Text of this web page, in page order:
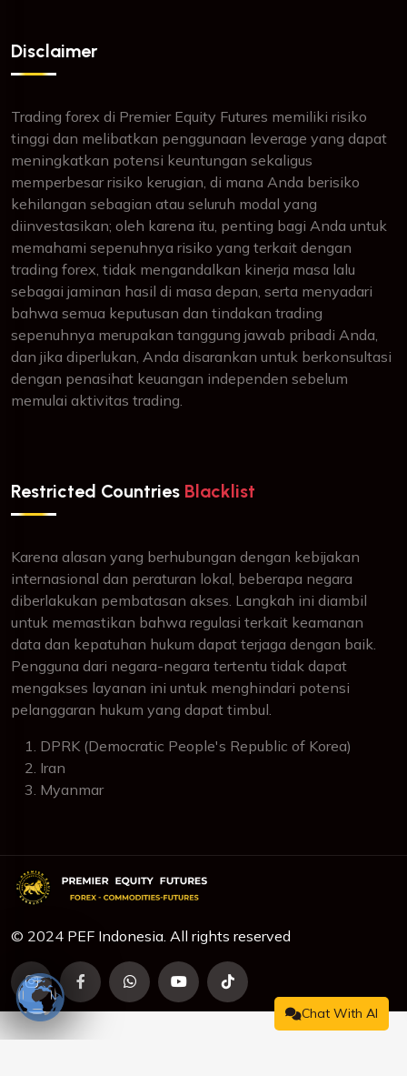
Chat With AI
Disclaimer
Trading forex di Premier Equity Futures memiliki risiko
tinggi dan melibatkan penggunaan leverage yang dapat
meningkatkan potensi keuntungan sekaligus
memperbesar risiko kerugian, di mana Anda berisiko
kehilangan sebagian atau seluruh modal yang
diinvestasikan; oleh karena itu, penting bagi Anda untuk
memahami sepenuhnya risiko yang terkait dengan
trading forex, tidak mengandalkan kinerja masa lalu
sebagai jaminan hasil di masa depan, serta menyadari
bahwa semua keputusan dan tindakan trading
sepenuhnya merupakan tanggung jawab pribadi Anda,
dan jika diperlukan, Anda disarankan untuk berkonsultasi
dengan penasihat keuangan independen sebelum
memulai aktivitas trading.
Restricted Countries Blacklist
Karena alasan yang berhubungan dengan kebijakan
internasional dan peraturan lokal, beberapa negara
diberlakukan pembatasan akses. Langkah ini diambil
untuk memastikan bahwa regulasi terkait keamanan
data dan kepatuhan hukum dapat terjaga dengan baik.
Pengguna dari negara-negara tertentu tidak dapat
mengakses layanan ini untuk menghindari potensi
pelanggaran hukum yang dapat timbul.
DPRK (Democratic People's Republic of Korea)
Iran
Myanmar
© 2024 PEF Indonesia. All rights reserved